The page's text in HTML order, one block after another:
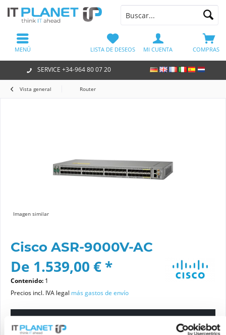
SERVICE +34-964 80 07 20
COMPRAS
LISTA DE DESEOS MI CUENTA
MENÚ
Vista general Router
Imagen similar
Cisco ASR-9000V-AC
De 1.539,00 € *
Contenido: 1
Precios incl. IVA legal más gastos de envío
Por favor elige una variante